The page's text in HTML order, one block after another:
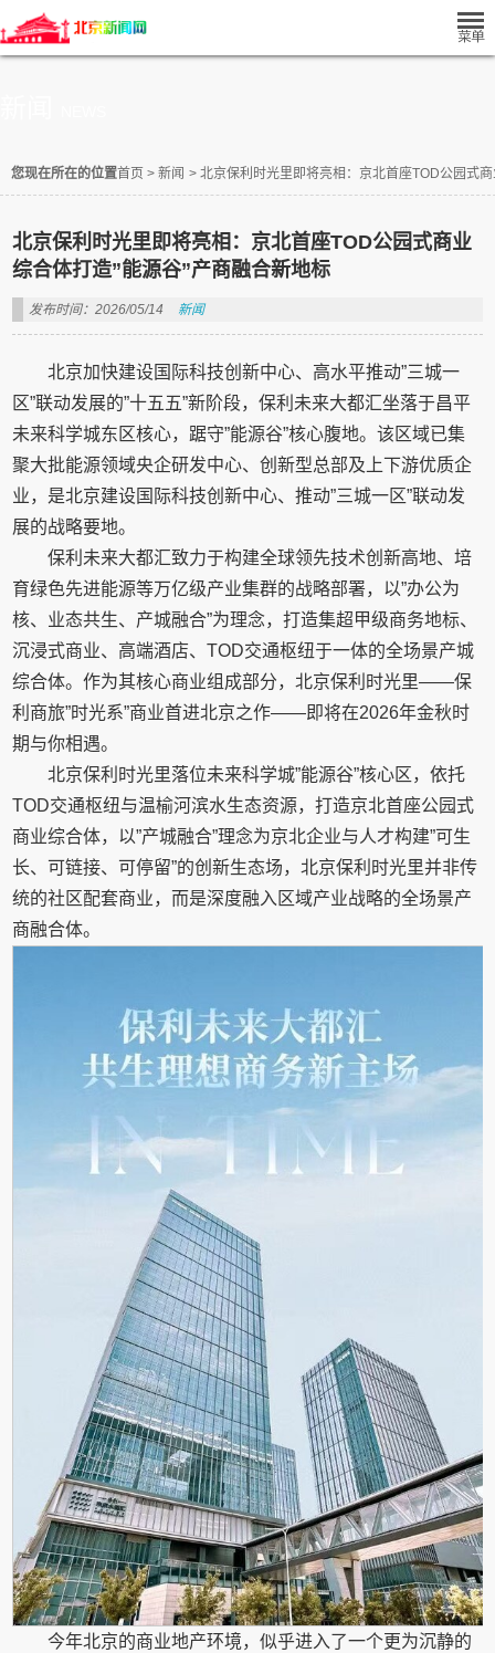
您现在所在的位置首页 > 新闻 > 北京保利时光里即将亮相：京北首座TOD公园式
北京保利时光里即将亮相：京北首座TOD公园式商业
综合体打造”能源谷”产商融合新地标
发布时间：2026/05/14 新闻
北京加快建设国际科技创新中心、高水平推动”三城一
区”联动发展的”十五五”新阶段，保利未来大都汇坐落于昌平
未来科学城东区核心，踞守”能源谷”核心腹地。该区域已集
聚大批能源领域央企研发中心、创新型总部及上下游优质企
业，是北京建设国际科技创新中心、推动”三城一区”联动发
展的战略要地。
保利未来大都汇致力于构建全球领先技术创新高地、培
育绿色先进能源等万亿级产业集群的战略部署，以”办公为
核、业态共生、产城融合”为理念，打造集超甲级商务地标、
沉浸式商业、高端酒店、TOD交通枢纽于一体的全场景产城
综合体。作为其核心商业组成部分，北京保利时光里——保
利商旅”时光系”商业首进北京之作——即将在2026年金秋时
期与你相遇。
北京保利时光里落位未来科学城”能源谷”核心区，依托
TOD交通枢纽与温榆河滨水生态资源，打造京北首座公园式
商业综合体，以”产城融合”理念为京北企业与人才构建”可生
长、可链接、可停留”的创新生态场，北京保利时光里并非传
统的社区配套商业，而是深度融入区域产业战略的全场景产
商融合体。
今年北京的商业地产环境，似乎进入了一个更为沉静的